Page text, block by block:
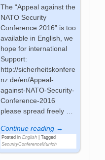
The “Appeal against the
NATO Security
Conference 2016” is too
available in English, we
hope for international
Support:
http://sicherheitskonfere
nz.de/en/Appeal-
against-NATO-Security-
Conference-2016
please spread freely …
Continue reading →
Posted in English| Tagged
SecurityConferenceMunich